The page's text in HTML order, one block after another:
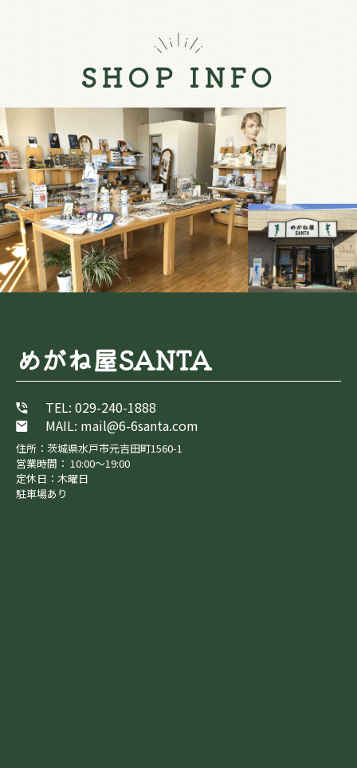
SHOP INFO
めがね屋SANTA
TEL: 029-240-1888
MAIL: mail@6-6santa.com
住所：茨城県水戸市元吉田町1560-1
営業時間： 10:00～19:00
定休日：木曜日
駐車場あり